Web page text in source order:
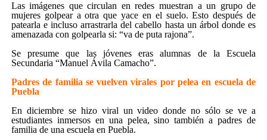
Las imágenes que circulan en redes muestran a un grupo de
mujeres golpear a otra que yace en el suelo. Esto después de
patearla e incluso arrastrarla del cabello hasta un árbol donde es
amenazada con golpearla si: “va de puta rajona”.
Se presume que las jóvenes eras alumnas de la Escuela
Secundaria “Manuel Ávila Camacho”.
Padres de familia se vuelven virales por pelea en escuela de
Puebla
En diciembre se hizo viral un video donde no sólo se ve a
estudiantes inmersos en una pelea, sino también a padres de
familia de una escuela en Puebla.